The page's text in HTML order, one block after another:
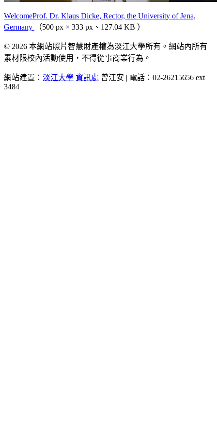
WelcomeProf. Dr. Klaus Dicke, Rector, the University of Jena,
Germany
（500 px × 333 px、127.04 KB ）
© 2026 本網站照片智慧財產權為淡江大學所有。網站內所有
素材限校內活動使用，不得從事商業行為。
網站建置： 淡江大學 資訊處 曾江安 | 電話：02-26215656 ext
3484